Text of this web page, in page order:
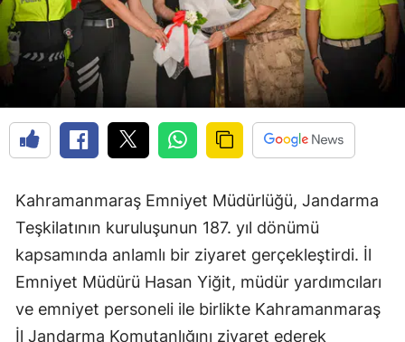
Kahramanmaraş Emniyet Müdürlüğü, Jandarma
Teşkilatının kuruluşunun 187. yıl dönümü
kapsamında anlamlı bir ziyaret gerçekleştirdi. İl
Emniyet Müdürü Hasan Yiğit, müdür yardımcıları
ve emniyet personeli ile birlikte Kahramanmaraş
İl Jandarma Komutanlığını ziyaret ederek